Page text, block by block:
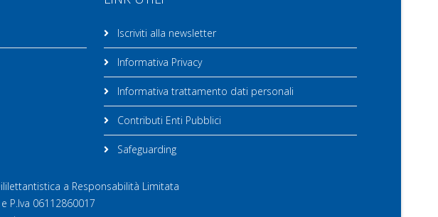
Iscriviti alla newsletter
Informativa Privacy
Informativa trattamento dati personali
Contributi Enti Pubblici
Safeguarding
a Responsabilità Limitata
P.Iva 06112860017